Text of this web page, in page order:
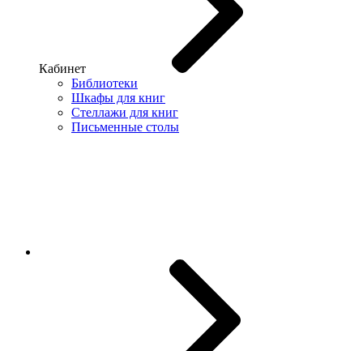
Кабинет
Библиотеки
Шкафы для книг
Стеллажи для книг
Письменные столы